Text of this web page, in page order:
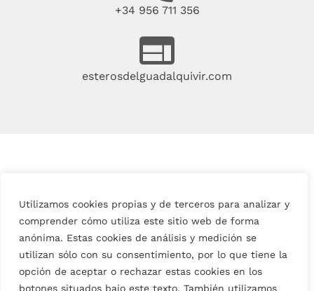
Utilizamos cookies propias y de terceros para analizar y
comprender cómo utiliza este sitio web de forma
anónima. Estas cookies de análisis y medición se
utilizan sólo con su consentimiento, por lo que tiene la
opción de aceptar o rechazar estas cookies en los
botones situados bajo este texto. También utilizamos
+34 956 711 356
esterosdelguadalquivir.com